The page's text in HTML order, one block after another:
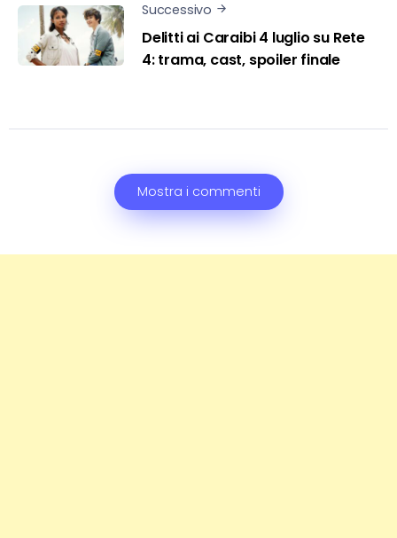
Successivo
Delitti ai Caraibi 4 luglio su Rete
4: trama, cast, spoiler finale
Mostra i commenti